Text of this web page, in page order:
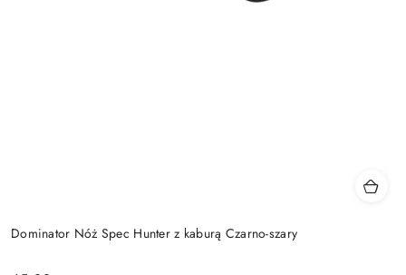
Dominator Nóż Spec Hunter z kaburą Czarno-szary